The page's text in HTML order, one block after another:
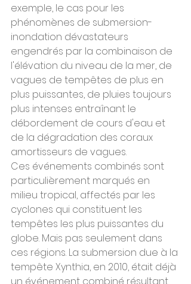
exemple, le cas pour les
phénomènes de submersion-
inondation dévastateurs
engendrés par la combinaison de
l'élévation du niveau de la mer, de
vagues de tempêtes de plus en
plus puissantes, de pluies toujours
plus intenses entraînant le
débordement de cours d'eau et
de la dégradation des coraux
amortisseurs de vagues.
Ces événements combinés sont
particulièrement marqués en
milieu tropical, affectés par les
cyclones qui constituent les
tempêtes les plus puissantes du
globe. Mais pas seulement dans
ces régions. La submersion due à la
tempête Xynthia, en 2010, était déjà